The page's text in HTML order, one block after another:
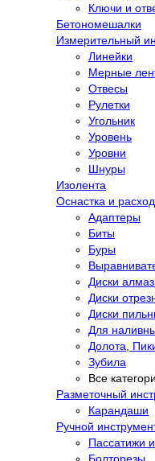
Ключи и
Бетономешалки
Измерительный
Линейки
Мерные
Отвесы
Рулетки
Угольник
Уровень
Уровни
Шнуры
Изолента
Оснастка и
Адаптеры
Биты
Буры
Диски
Диски
Диски
Для
Долота,
Зубила
Все
Разметочный
Карандаши
Ручной
Пассатижи